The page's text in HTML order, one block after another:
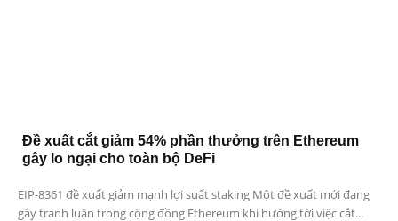
Đề xuất cắt giảm 54% phần thưởng trên Ethereum
gây lo ngại cho toàn bộ DeFi
EIP-8361 đề xuất giảm mạnh lợi suất staking Một đề xuất mới đang
gây tranh luận trong cộng đồng Ethereum khi hướng tới việc cắt...